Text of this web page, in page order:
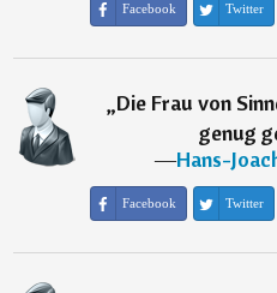
Facebook Twitter
„Die Frau von
genug
―Hans-
Facebook Twitter